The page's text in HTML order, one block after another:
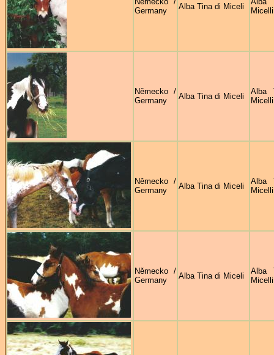
Germany
Alba Tina di Miceli
Micelli
Německo /
Germany
Alba Tina di Miceli
Alba
Micelli
Německo /
Germany
Alba Tina di Miceli
Alba
Micelli
Německo /
Germany
Alba Tina di Miceli
Alba
Micelli